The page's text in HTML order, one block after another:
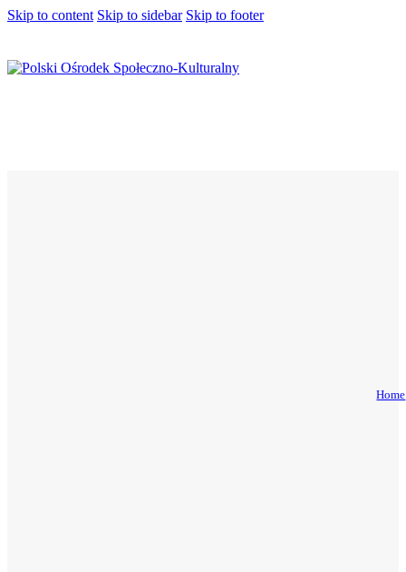
Skip to content Skip to sidebar Skip to footer
Home